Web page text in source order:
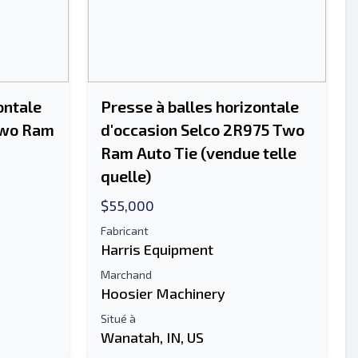
Ram
Presse à balles horizontale
d'occasion Selco 2R975 Two
Ram Auto Tie (vendue telle
quelle)
$55,000
Fabricant
Harris Equipment
Marchand
Hoosier Machinery
Situé à
Wanatah, IN, US